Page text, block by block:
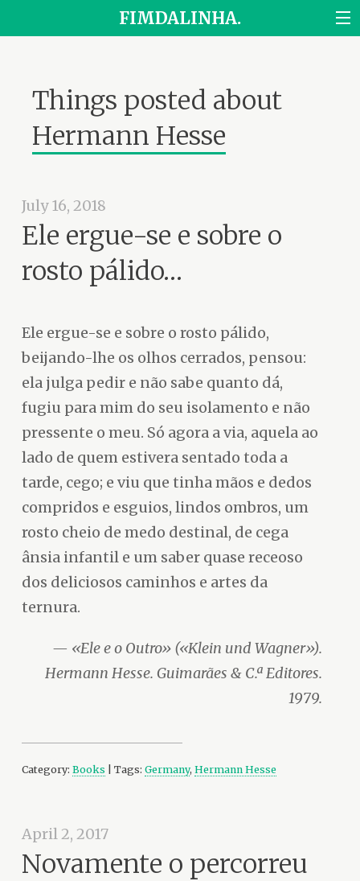
FIMDALINHA.
Things posted about
Hermann Hesse
July 16, 2018
Ele ergue-se e sobre o
rosto pálido…
Ele ergue-se e sobre o rosto pálido,
beijando-lhe os olhos cerrados, pensou:
ela julga pedir e não sabe quanto dá,
fugiu para mim do seu isolamento e não
pressente o meu. Só agora a via, aquela ao
lado de quem estivera sentado toda a
tarde, cego; e viu que tinha mãos e dedos
compridos e esguios, lindos ombros, um
rosto cheio de medo destinal, de cega
ânsia infantil e um saber quase receoso
dos deliciosos caminhos e artes da
ternura.
«Ele e o Outro» («Klein und Wagner»).
Hermann Hesse. Guimarães & C.ª Editores.
1979.
Category:Books | Tags:Germany,Hermann Hesse
April 2, 2017
Novamente o percorreu